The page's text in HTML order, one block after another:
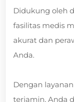
Didukung oleh
fasilitas medis
akurat dan
Anda.
Dengan
terjamin, Anda